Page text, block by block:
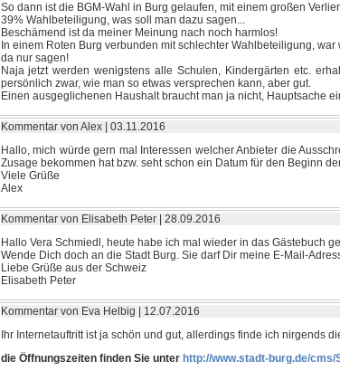
So dann ist die BGM-Wahl in Burg gelaufen, mit einem großen
39% Wahlbeteiligung, was soll man dazu sagen...
Beschämend ist da meiner Meinung nach noch harmlos!
In einem Roten Burg verbunden mit schlechter Wahlbeteiligung,
da nur sagen!
Naja jetzt werden wenigstens alle Schulen, Kindergärten etc.
persönlich zwar, wie man so etwas versprechen kann, aber gut.
Einen ausgeglichenen Haushalt braucht man ja nicht, Hauptsache
Kommentar von Alex | 03.11.2016
Hallo, mich würde gern mal Interessen welcher Anbieter die
Zusage bekommen hat bzw. seht schon ein Datum für den Beginn
Viele Grüße
Alex
Kommentar von Elisabeth Peter | 28.09.2016
Hallo Vera Schmiedl, heute habe ich mal wieder in das Gästebuch
Wende Dich doch an die Stadt Burg. Sie darf Dir meine E-Mail-
Liebe Grüße aus der Schweiz
Elisabeth Peter
Kommentar von Eva Helbig |
12.07.2016
Ihr Internetauftritt ist ja schön und gut, allerdings finde ich nirgends
die Öffnungszeiten finden Sie unter http://www.stadt-burg.de/cms/